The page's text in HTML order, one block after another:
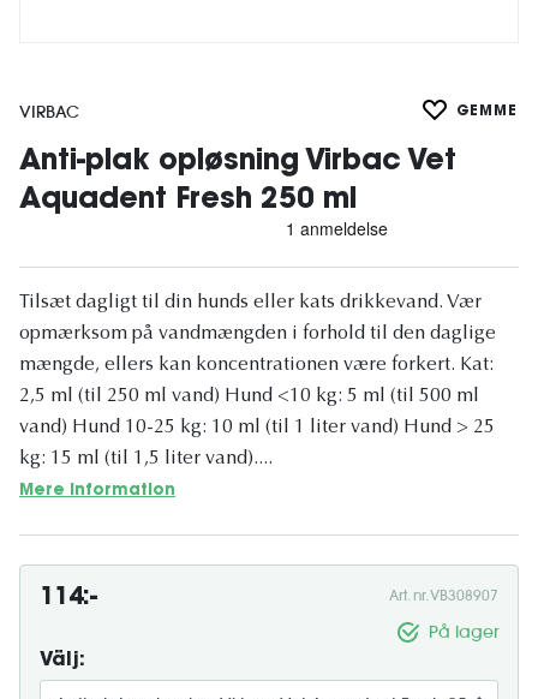
VIRBAC GEMME
Anti-plak opløsning Virbac Vet
Aquadent Fresh 250 ml
Tilsæt dagligt til din hunds eller kats drikkevand. Vær
opmærksom på vandmængden i forhold til den daglige
mængde, ellers kan koncentrationen være forkert. Kat:
2,5 ml (til 250 ml vand) Hund <10 kg: 5 ml (til 500 ml
vand) Hund 10-25 kg: 10 ml (til 1 liter vand) Hund > 25
kg: 15 ml (til 1,5 liter vand)....
Mere information
114:- Art. nr. VB308907
På lager
Välj: